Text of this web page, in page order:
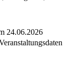
24.06.2026